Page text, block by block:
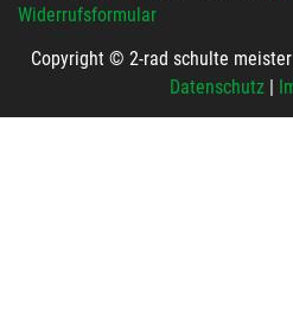
Widerrufsformular
Copyright © 2-rad schulte
Datenschutz|